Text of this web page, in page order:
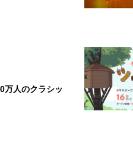
万人のクラシッ